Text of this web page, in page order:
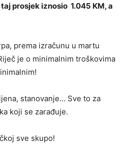
prosjek iznosio 1.045 KM, a
prema izračunu u martu
je o minimalnim troškovima
stanovanje… Sve to za
koji se zarađuje.
sve skupo!